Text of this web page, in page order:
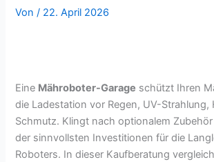
Von/ 22. April 2026
Eine Mähroboter-Garage schützt Ihren
die Ladestation vor Regen, UV-Strahlung,
Schmutz. Klingt nach optionalem
der sinnvollsten Investitionen für die
Roboters. In dieser Kaufberatung